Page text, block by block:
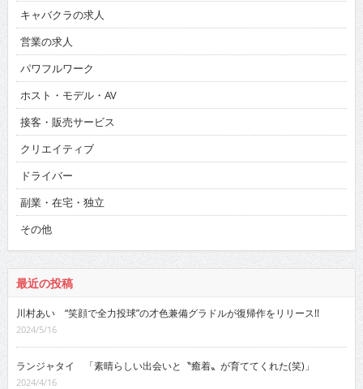
キャバクラの求人
営業の求人
パワフルワーク
ホスト・モデル・AV
接客・販売サービス
クリエイティブ
ドライバー
副業・在宅・独立
その他
最近の投稿
川村あい “笑顔で全力投球”の才色兼備グラドルが復帰作をリリース!!
2024/5/16
ランジャタイ 「素晴らしい出会いと〝癒着〟が育ててくれた(笑)」
2024/4/16